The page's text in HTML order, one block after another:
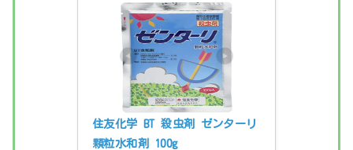
住友化学 BT 殺虫剤 ゼンターリ
顆粒水和剤 100g